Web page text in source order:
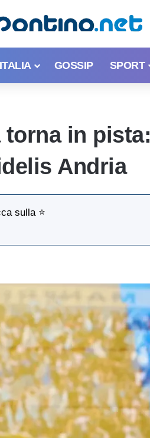
GOSSIP SPORT
torna in pista:
Andria
sulla ⭐